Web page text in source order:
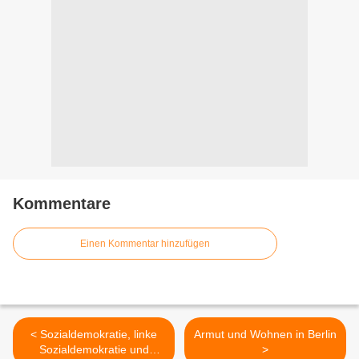
Kommentare
Einen Kommentar hinzufügen
< Sozialdemokratie, linke
Sozialdemokratie und
Armut und Wohnen in Berlin
>